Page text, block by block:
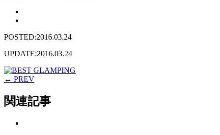
POSTED:2016.03.24
UPDATE:2016.03.24
← PREV
関連記事